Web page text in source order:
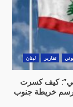
تقارير لبنان
كيف كسرت
رسم خريطة جنوب